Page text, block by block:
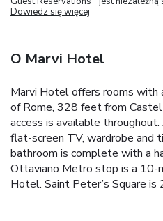
Dowiedz się więcej
O Marvi Hotel
Marvi Hotel offers rooms with
of Rome, 328 feet from
access is available
flat-screen TV, wardrobe and
bathroom is complete with a
Ottaviano Metro stop is a 10-
Hotel. Saint Peter’s Square